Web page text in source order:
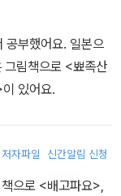
부했어요. 일본으
그림책으로 <뾰족산
있어요.
저자파일 신간알림 신청
으로 <배고파요>,